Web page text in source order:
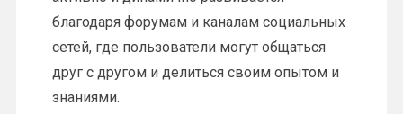
благодаря форумам и каналам социальных
сетей, где пользователи могут общаться
друг с другом и делиться своим опытом и
знаниями.